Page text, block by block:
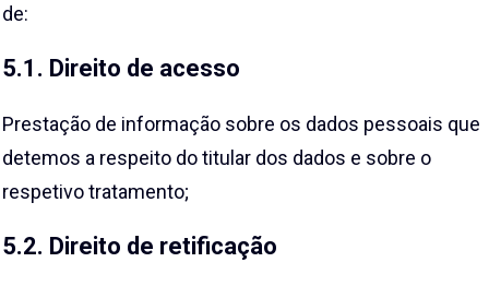
de:
5.1. Direito de acesso
Prestação de informação sobre os dados pessoais que
detemos a respeito do titular dos dados e sobre o
respetivo tratamento;
5.2. Direito de retificação